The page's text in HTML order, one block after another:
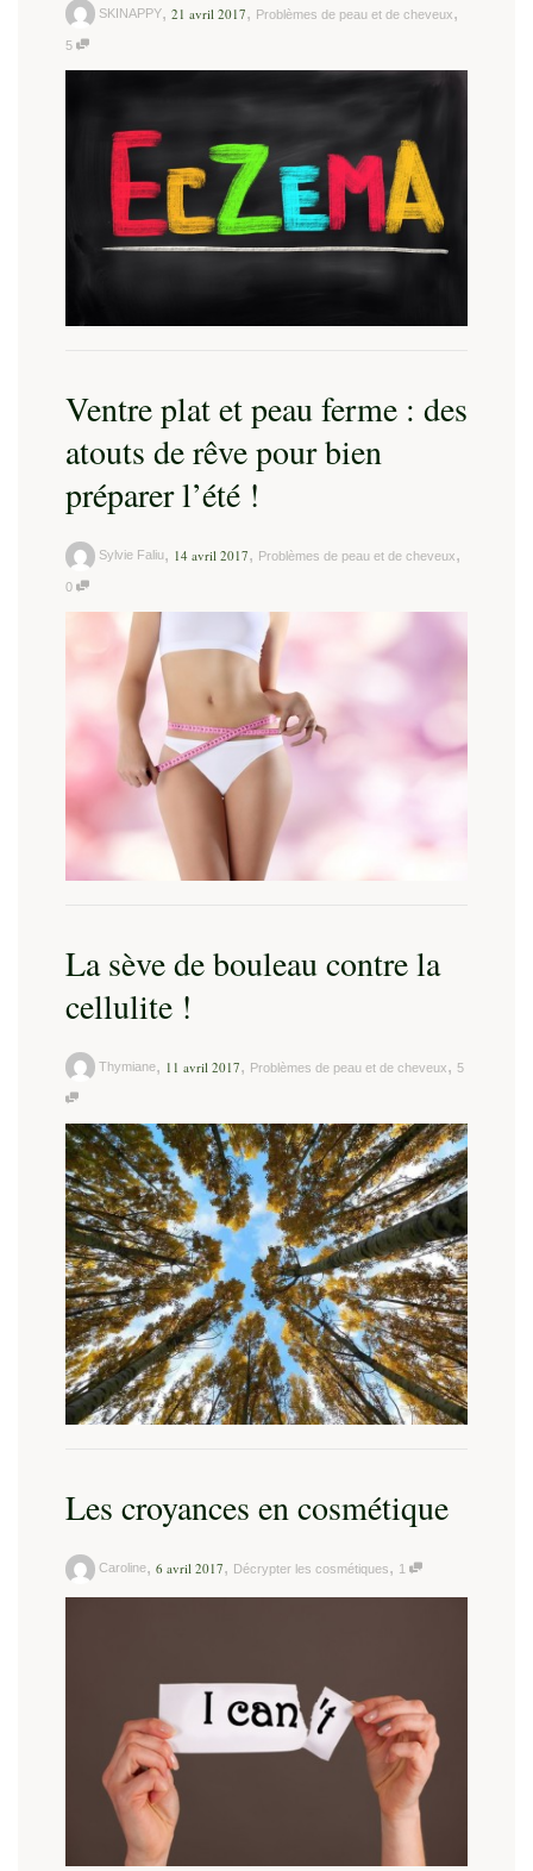
SKINAPPY, 21 avril 2017, Problèmes de peau et de cheveux,
5
Ventre plat et peau ferme : des
atouts de rêve pour bien
préparer l’été !
Sylvie Faliu, 14 avril 2017, Problèmes de peau et de cheveux,
0
La sève de bouleau contre la
cellulite !
Thymiane, 11 avril 2017, Problèmes de peau et de cheveux, 5
Les croyances en cosmétique
Caroline, 6 avril 2017, Décrypter les cosmétiques, 1